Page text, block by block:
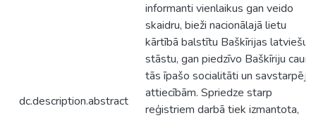
dc.description.abstract
informanti vienlaikus gan veido
skaidru, bieži nacionālajā lietu
kārtībā balstītu Baškīrijas latviešu
stāstu, gan piedzīvo Baškīriju caur
tās īpašo socialitāti un
attiecībām. Spriedze starp
reģistriem darbā tiek izmantota,